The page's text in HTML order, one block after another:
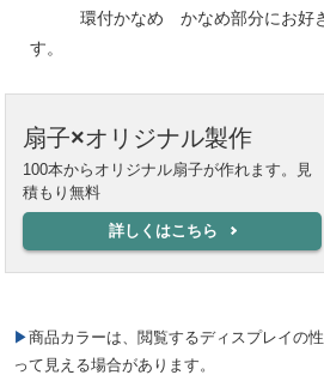
環付かなめ かなめ部分にお好き
す。
扇子×オリジナル製作
100本からオリジナル扇子が作れます。見
積もり無料
詳しくはこちら
▶商品カラーは、閲覧するディスプレイの性質により、実際の色と異な
って見える場合があります。